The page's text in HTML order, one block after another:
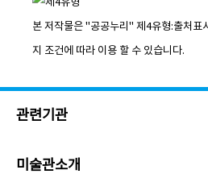
본 저작물은 "공공누리" 제4유형:출처표
지 조건에 따라 이용 할 수 있습니다.
관련기관
미술관소개